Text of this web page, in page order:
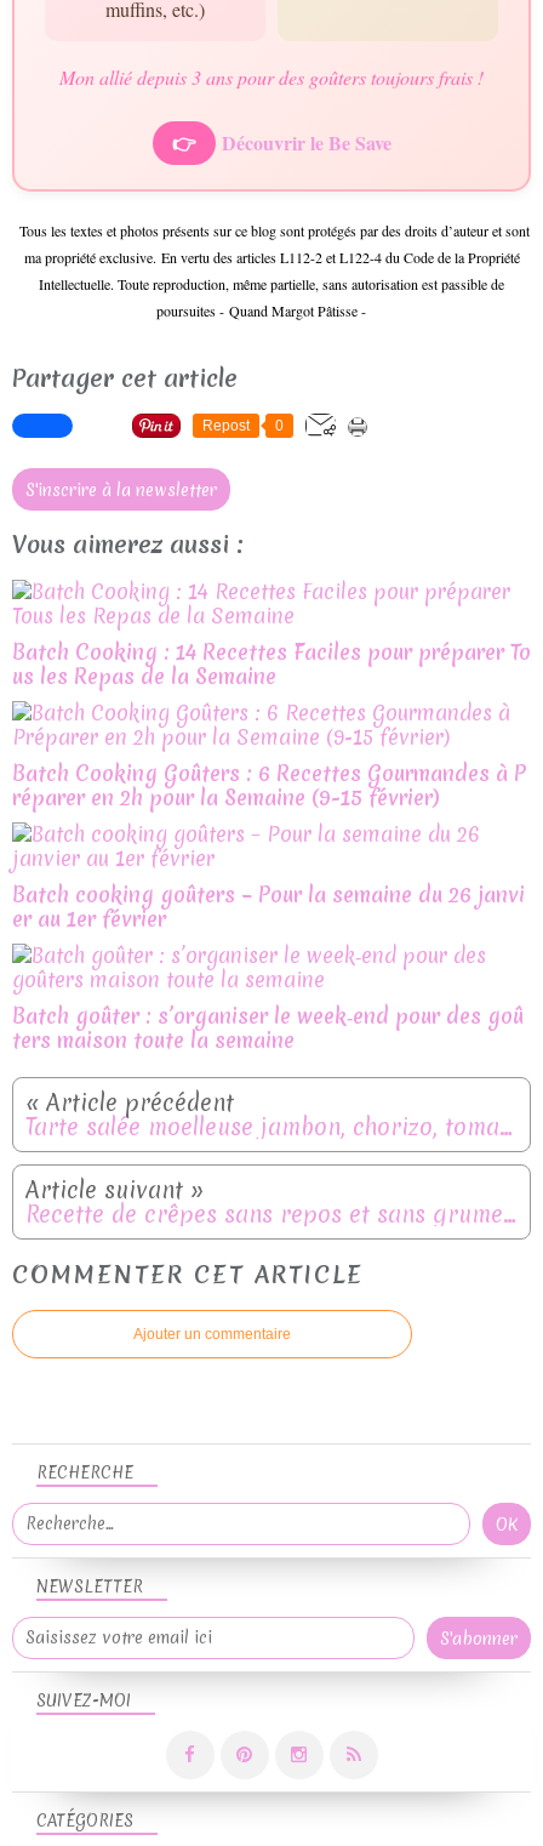
muffins, etc.)
Mon allié depuis 3 ans pour des goûters toujours frais !
👉 Découvrir le Be Save
Tous les textes et photos présents sur ce blog sont protégés par des droits d’auteur et sont
ma propriété exclusive. En vertu des articles L112-2 et L122-4 du Code de la Propriété
Intellectuelle. Toute reproduction, même partielle, sans autorisation est passible de
poursuites - Quand Margot Pâtisse -
Partager cet article
Repost 0
S'inscrire à la newsletter
Vous aimerez aussi :
Batch Cooking : 14 Recettes Faciles pour préparer To
us les Repas de la Semaine
Batch Cooking Goûters : 6 Recettes Gourmandes à P
réparer en 2h pour la Semaine (9-15 février)
Batch cooking goûters – Pour la semaine du 26 janvi
er au 1er février
Batch goûter : s’organiser le week‑end pour des goû
ters maison toute la semaine
Tarte salée moelleuse jambon, chorizo, tomates et fromage frais
Recette de crêpes sans repos et sans grumeaux
COMMENTER CET ARTICLE
Ajouter un commentaire
NEWSLETTER
SUIVEZ-MOI
RECHERCHE
CATÉGORIES